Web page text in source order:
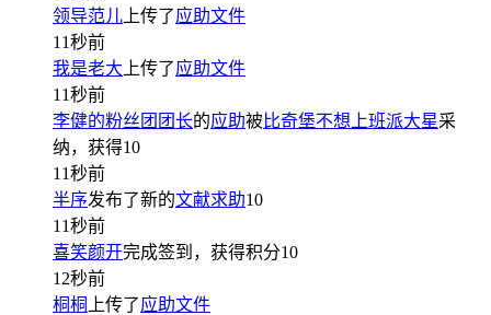
领导范儿 上传了应助文件
11秒前
我是老大 上传了应助文件
11秒前
李健的粉丝团团长的应助被比奇堡不想上班派大星采
纳，获得10
11秒前
半序发布了新的文献求助10
11秒前
喜笑颜开完成签到，获得积分10
12秒前
桐桐
上传了应助文件